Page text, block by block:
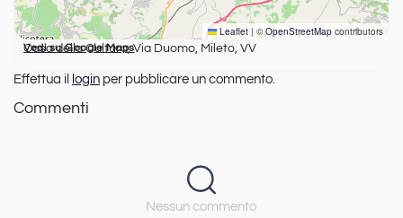
Leaflet | ©OpenStreetMap contributors
Casa della Cultura, Via Duomo, Mileto, VV
Vedi su Google Maps
Effettua il login per pubblicare un commento.
Commenti
Nessun commento